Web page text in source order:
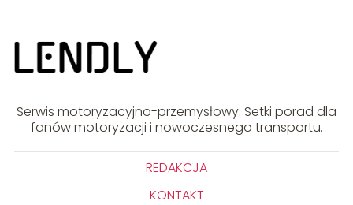
Serwis motoryzacyjno-przemysłowy. Setki porad dla
fanów motoryzacji i nowoczesnego transportu.
REDAKCJA
KONTAKT